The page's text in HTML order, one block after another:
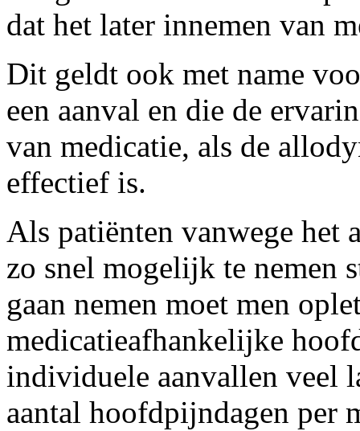
dat het later innemen van
Dit geldt ook met name
een aanval en die de
van medicatie, als de
effectief is.
Als patiënten vanwege het
zo snel mogelijk te nemen
gaan nemen moet men
medicatieafhankelijke
individuele aanvallen veel
aantal hoofdpijndagen per